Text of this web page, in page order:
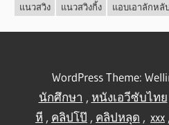
แนวสวิง
แนวสวิงกิ้ง แอบเอาลักหลั
WordPress Theme:
นักศึกษา , หนังเอวีซับไทย
หี , คลิปโป๊ , คลิปหลุด , xxx ,